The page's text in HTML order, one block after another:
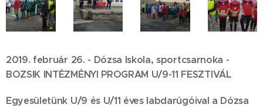
2019. február 26. - Dózsa Iskola, sportcsarnoka -
BOZSIK INTÉZMÉNYI PROGRAM U/9-11 FESZTIVÁL
Egyesületünk U/9 és U/11 éves labdarúgóival a Dózsa